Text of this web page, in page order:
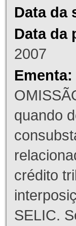
Data da
Data da
2007
Ementa:
quando
crédito
SELIC.